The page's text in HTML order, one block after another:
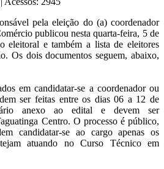
pela eleição do (a) coordenador
publicou nesta quarta-feira, 5 de
eleitoral e também a lista de eleitores
Os dois documentos seguem, abaixo,
em candidatar-se a coordenador ou
ser feitas entre os dias 06 a 12 de
anexo ao edital e devem ser
Centro. O processo é público,
candidatar-se ao cargo apenas os
atuando no Curso Técnico em